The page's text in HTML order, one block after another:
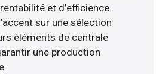
et d’efficience.
sur une sélection
éléments de centrale
une production